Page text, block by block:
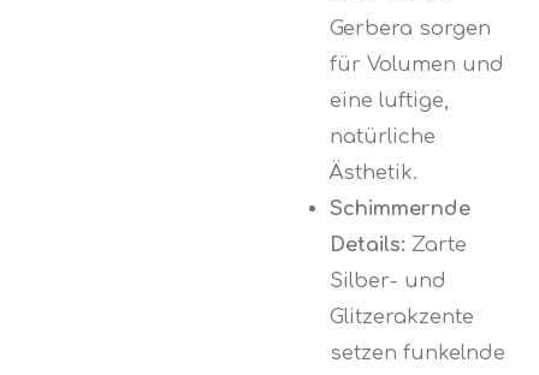
Gerbera sorgen
für Volumen und
eine luftige,
natürliche
Ästhetik.
Schimmernde
Details: Zarte
Silber- und
Glitzerakzente
setzen funkelnde